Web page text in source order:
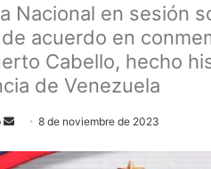
Nacional en sesión
acuerdo en
Cabello, hecho
de Venezuela
Send
email
8 de noviembre de 2023